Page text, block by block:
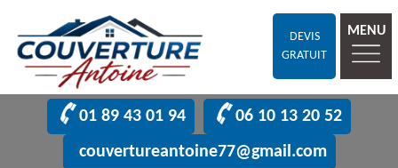
DEVIS
GRATUIT
MENU
01 89 43 01 94
06 10 13 20 52
couvertureantoine77@gmail.com